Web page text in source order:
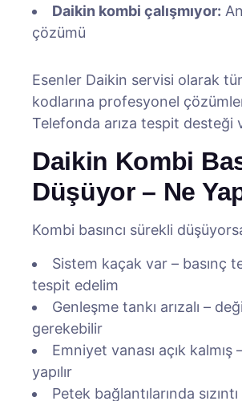
Daikin kombi çalışmıyor:
çözümü
Esenler Daikin servisi olarak
kodlarına profesyonel
Telefonda arıza tespit desteği
Daikin Kombi
Düşüyor – Ne
Kombi basıncı sürekli
Sistem kaçak var – basınç
tespit edelim
Genleşme tankı arızalı –
gerekebilir
Emniyet vanası açık kalmış
yapılır
Petek bağlantılarında